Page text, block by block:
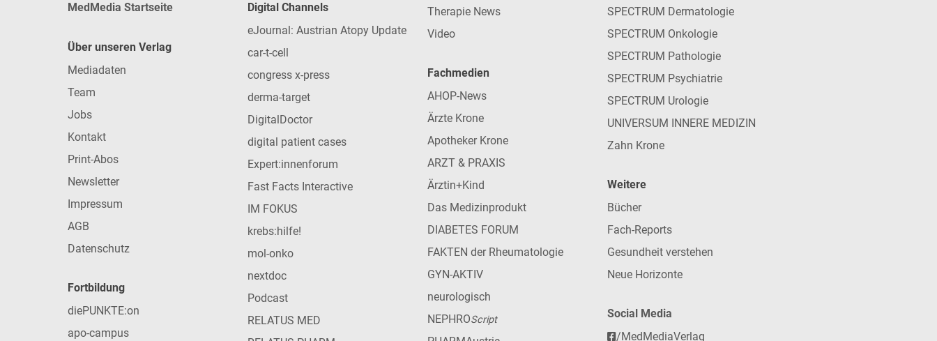
MedMedia Startseite
Über unseren Verlag
Mediadaten
Team
Jobs
Kontakt
Print-Abos
Newsletter
Impressum
AGB
Datenschutz
Fortbildung
diePUNKTE:on
apo-campus
Digital Channels
eJournal: Austrian Atopy Update
car-t-cell
congress x-press
derma-target
DigitalDoctor
digital patient cases
Expert:innenforum
Fast Facts Interactive
IM FOKUS
krebs:hilfe!
mol-onko
nextdoc
Podcast
RELATUS MED
Therapie News
Video
Fachmedien
AHOP-News
Ärzte Krone
Apotheker Krone
ARZT & PRAXIS
Ärztin+Kind
Das Medizinprodukt
DIABETES FORUM
FAKTEN der Rheumatologie
GYN-AKTIV
neurologisch
NEPHROScript
SPECTRUM Dermatologie
SPECTRUM Onkologie
SPECTRUM Pathologie
SPECTRUM Psychiatrie
SPECTRUM Urologie
UNIVERSUM INNERE MEDIZIN
Zahn Krone
Weitere
Bücher
Fach-Reports
Gesundheit verstehen
Neue Horizonte
Social Media
/MedMediaVerlag